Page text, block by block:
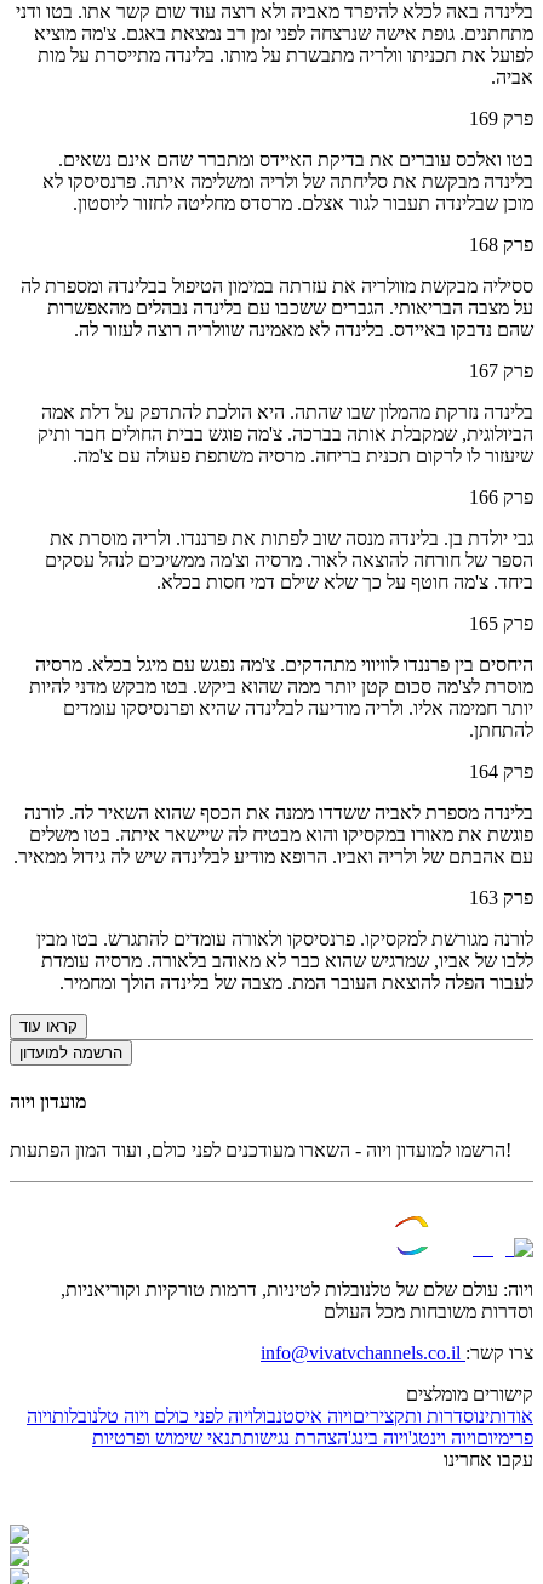
בלינדה באה לכלא להיפרד מאביה ולא רוצה עוד שום קשר אתו. בטו ודני
מתחתנים. גופת אישה שנרצחה לפני זמן רב נמצאת באגם. צ'מה מוציא
לפועל את תכניתו וולריה מתבשרת על מותו. בלינדה מתייסרת על מות
אביה.
פרק 169
בטו ואלכס עוברים את בדיקת האיידס ומתברר שהם אינם נשאים.
בלינדה מבקשת את סליחתה של ולריה ומשלימה איתה. פרנסיסקו לא
מוכן שבלינדה תעבור לגור אצלם. מרסדס מחליטה לחזור ליוסטון.
פרק 168
ססיליה מבקשת מוולריה את עזרתה במימון הטיפול בבלינדה ומספרת לה
על מצבה הבריאותי. הגברים ששכבו עם בלינדה נבהלים מהאפשרות
שהם נדבקו באיידס. בלינדה לא מאמינה שוולריה רוצה לעזור לה.
פרק 167
בלינדה נזרקת מהמלון שבו שהתה. היא הולכת להתדפק על דלת אמה
הביולוגית, שמקבלת אותה בברכה. צ'מה פוגש בבית החולים חבר ותיק
שיעזור לו לרקום תכנית בריחה. מרסיה משתפת פעולה עם צ'מה.
פרק 166
גבי יולדת בן. בלינדה מנסה שוב לפתות את פרננדו. ולריה מוסרת את
הספר של חורחה להוצאה לאור. מרסיה וצ'מה ממשיכים לנהל עסקים
ביחד. צ'מה חוטף על כך שלא שילם דמי חסות בכלא.
פרק 165
היחסים בין פרננדו לוויווי מתהדקים. צ'מה נפגש עם מיגל בכלא. מרסיה
מוסרת לצ'מה סכום קטן יותר ממה שהוא ביקש. בטו מבקש מדני להיות
יותר חמימה אליו. ולריה מודיעה לבלינדה שהיא ופרנסיסקו עומדים
להתחתן.
פרק 164
בלינדה מספרת לאביה ששדדו ממנה את הכסף שהוא השאיר לה. לורנה
פוגשת את מאורו במקסיקו והוא מבטיח לה שיישאר איתה. בטו משלים
עם אהבתם של ולריה ואביו. הרופא מודיע לבלינדה שיש לה גידול ממאיר.
פרק 163
לורנה מגורשת למקסיקו. פרנסיסקו ולאורה עומדים להתגרש. בטו מבין
ללבו של אביו, שמרגיש שהוא כבר לא מאוהב בלאורה. מרסיה עומדת
לעבור הפלה להוצאת העובר המת. מצבה של בלינדה הולך ומחמיר.
קראו עוד
הרשמה למועדון
מועדון ויוה
הרשמו למועדון ויוה - השארו מעודכנים לפני כולם, ועוד המון הפתעות!
ויוה: עולם שלם של טלנובלות לטיניות, דרמות טורקיות וקוריאניות,
וסדרות משובחות מכל העולם
צרו קשר:
קישורים מומלצים
אודותינוסדרות ותקציריםויוה איסטנבולויוה לפני כולם ויוה טלנובלותויוה
פרימיוםויוה וינטג'ויוה בינג'הצהרת נגישותתנאי שימוש ופרטיות
עקבו אחרינו